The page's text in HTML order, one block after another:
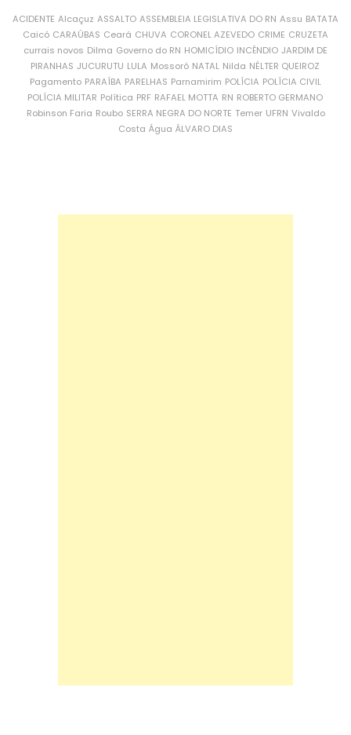
ACIDENTE Alcaçuz ASSALTO ASSEMBLEIA LEGISLATIVA DO RN Assu BATATA
Caicó CARAÚBAS Ceará CHUVA CORONEL AZEVEDO CRIME CRUZETA
currais novos Dilma Governo do RN HOMICÍDIO INCÊNDIO JARDIM DE
PIRANHAS JUCURUTU LULA Mossoró NATAL Nilda NÉLTER QUEIROZ
Pagamento PARAÍBA PARELHAS Parnamirim POLÍCIA POLÍCIA CIVIL
POLÍCIA MILITAR Política PRF RAFAEL MOTTA RN ROBERTO GERMANO
Robinson Faria Roubo SERRA NEGRA DO NORTE Temer UFRN Vivaldo
Costa Água ÁLVARO DIAS